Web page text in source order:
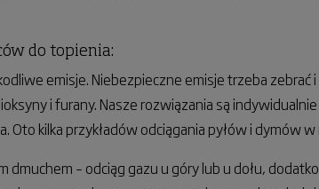
do topienia:
emisje. Niebezpieczne emisje trzeba zebrać
i furany. Nasze rozwiązania są
Oto kilka przykładów odciągania pyłów i dymów
dmuchem – odciąg gazu u góry lub u dołu,